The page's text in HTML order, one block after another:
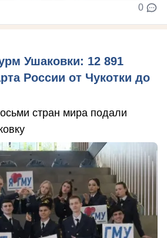
0
Ушаковки: 12 891
России от Чукотки до
стран мира подали